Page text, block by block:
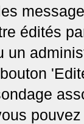
édités
un